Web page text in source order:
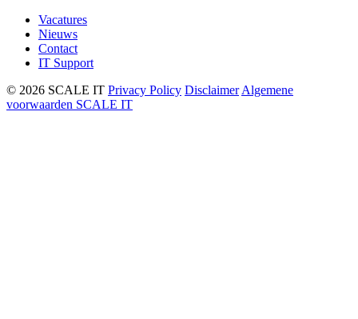
Vacatures
Nieuws
Contact
IT Support
© 2026 SCALE IT Privacy Policy Disclaimer Algemene
voorwaarden SCALE IT